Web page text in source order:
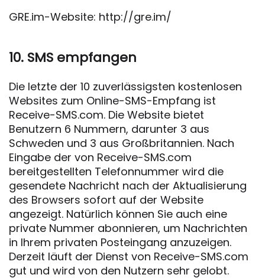
GRE.im-Website: http://gre.im/
10. SMS empfangen
Die letzte der 10 zuverlässigsten kostenlosen
Websites zum Online-SMS-Empfang ist
Receive-SMS.com. Die Website bietet
Benutzern 6 Nummern, darunter 3 aus
Schweden und 3 aus Großbritannien. Nach
Eingabe der von Receive-SMS.com
bereitgestellten Telefonnummer wird die
gesendete Nachricht nach der Aktualisierung
des Browsers sofort auf der Website
angezeigt. Natürlich können Sie auch eine
private Nummer abonnieren, um Nachrichten
in Ihrem privaten Posteingang anzuzeigen.
Derzeit läuft der Dienst von Receive-SMS.com
gut und wird von den Nutzern sehr gelobt.